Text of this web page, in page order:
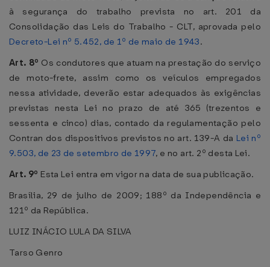
à segurança do trabalho prevista no art. 201 da
Consolidação das Leis do Trabalho - CLT, aprovada pelo
Decreto-Lei nº 5.452, de 1º de maio de 1943.
Art. 8º Os condutores que atuam na prestação do serviço
de moto-frete, assim como os veículos empregados
nessa atividade, deverão estar adequados às exigências
previstas nesta Lei no prazo de até 365 (trezentos e
sessenta e cinco) dias, contado da regulamentação pelo
Contran dos dispositivos previstos no art. 139-A da Lei nº
9.503, de 23 de setembro de 1997, e no art. 2º desta Lei.
Art. 9º Esta Lei entra em vigor na data de sua publicação.
Brasília, 29 de julho de 2009; 188º da Independência e
121º da República.
LUIZ INÁCIO LULA DA SILVA
Tarso Genro